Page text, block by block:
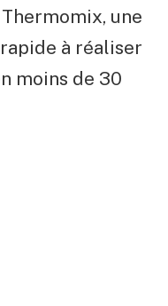
une
à réaliser
moins de 30